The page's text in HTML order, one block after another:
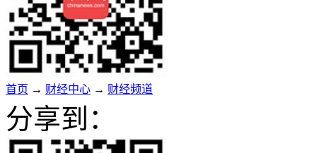
首页 → 财经中心 → 财经频道
分享到：